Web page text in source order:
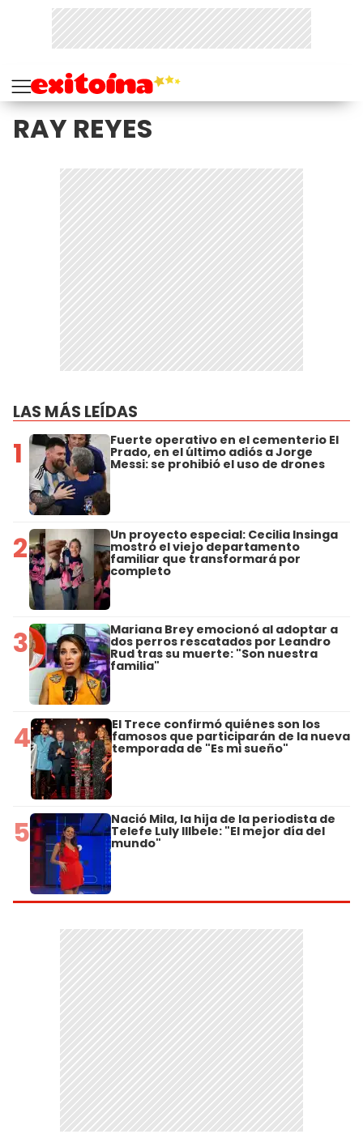
RAY REYES
LAS MÁS LEÍDAS
1 Fuerte operativo en el cementerio El
Prado, en el último adiós a Jorge
Messi: se prohibió el uso de drones
2 Un proyecto especial: Cecilia Insinga
mostró el viejo departamento
familiar que transformará por
completo
3 Mariana Brey emocionó al adoptar a
dos perros rescatados por Leandro
Rud tras su muerte: "Son nuestra
familia"
4 El Trece confirmó quiénes son los
famosos que participarán de la nueva
temporada de "Es mi sueño"
5 Nació Mila, la hija de la periodista de
Telefe Luly Illbele: "El mejor día del
mundo"